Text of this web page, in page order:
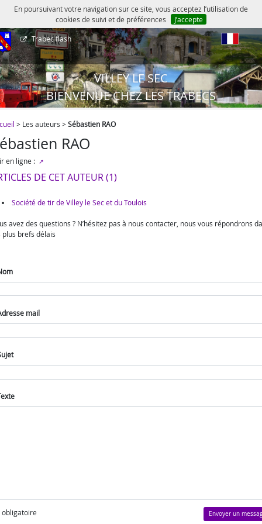
En poursuivant votre navigation sur ce site, vous acceptez l’utilisation de
cookies de suivi et de préférences
J’accepte
Trabec flash
VILLEY LE SEC
BIENVENUE CHEZ LES TRABECS
> Les auteurs >Sébastien RAO
RAO
en ligne :
DE CET AUTEUR (1)
Société de tir de Villey le Sec et du Toulois
avez des questions ? N’hésitez pas à nous contacter, nous vous répondrons
plus brefs délais
mail